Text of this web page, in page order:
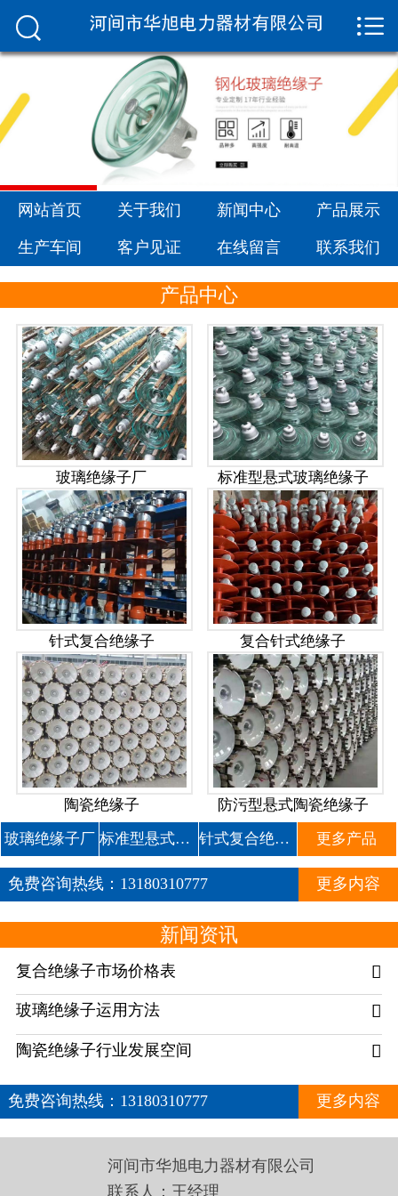
 网站首页
新闻中心
生产车间
客户见证
联系我们


网站首页 关于我们 新闻中心 产品展示
生产车间 客户见证 在线留言 联系我们
产品中心
玻璃绝缘子厂 标准型悬式玻璃绝缘子
针式复合绝缘子 复合针式绝缘子
陶瓷绝缘子 防污型悬式陶瓷绝缘子
玻璃绝缘子厂 标准型悬式玻璃绝缘子 针式复合绝缘子 更多产品
免费咨询热线： 13180310777 更多内容
新闻资讯
复合绝缘子市场价格表 
玻璃绝缘子运用方法 
陶瓷绝缘子行业发展空间 
免费咨询热线： 13180310777 更多内容
河间市华旭电力器材有限公司
联系人：王经理